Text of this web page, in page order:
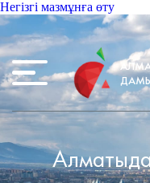
Негізгі мазмұнға өту